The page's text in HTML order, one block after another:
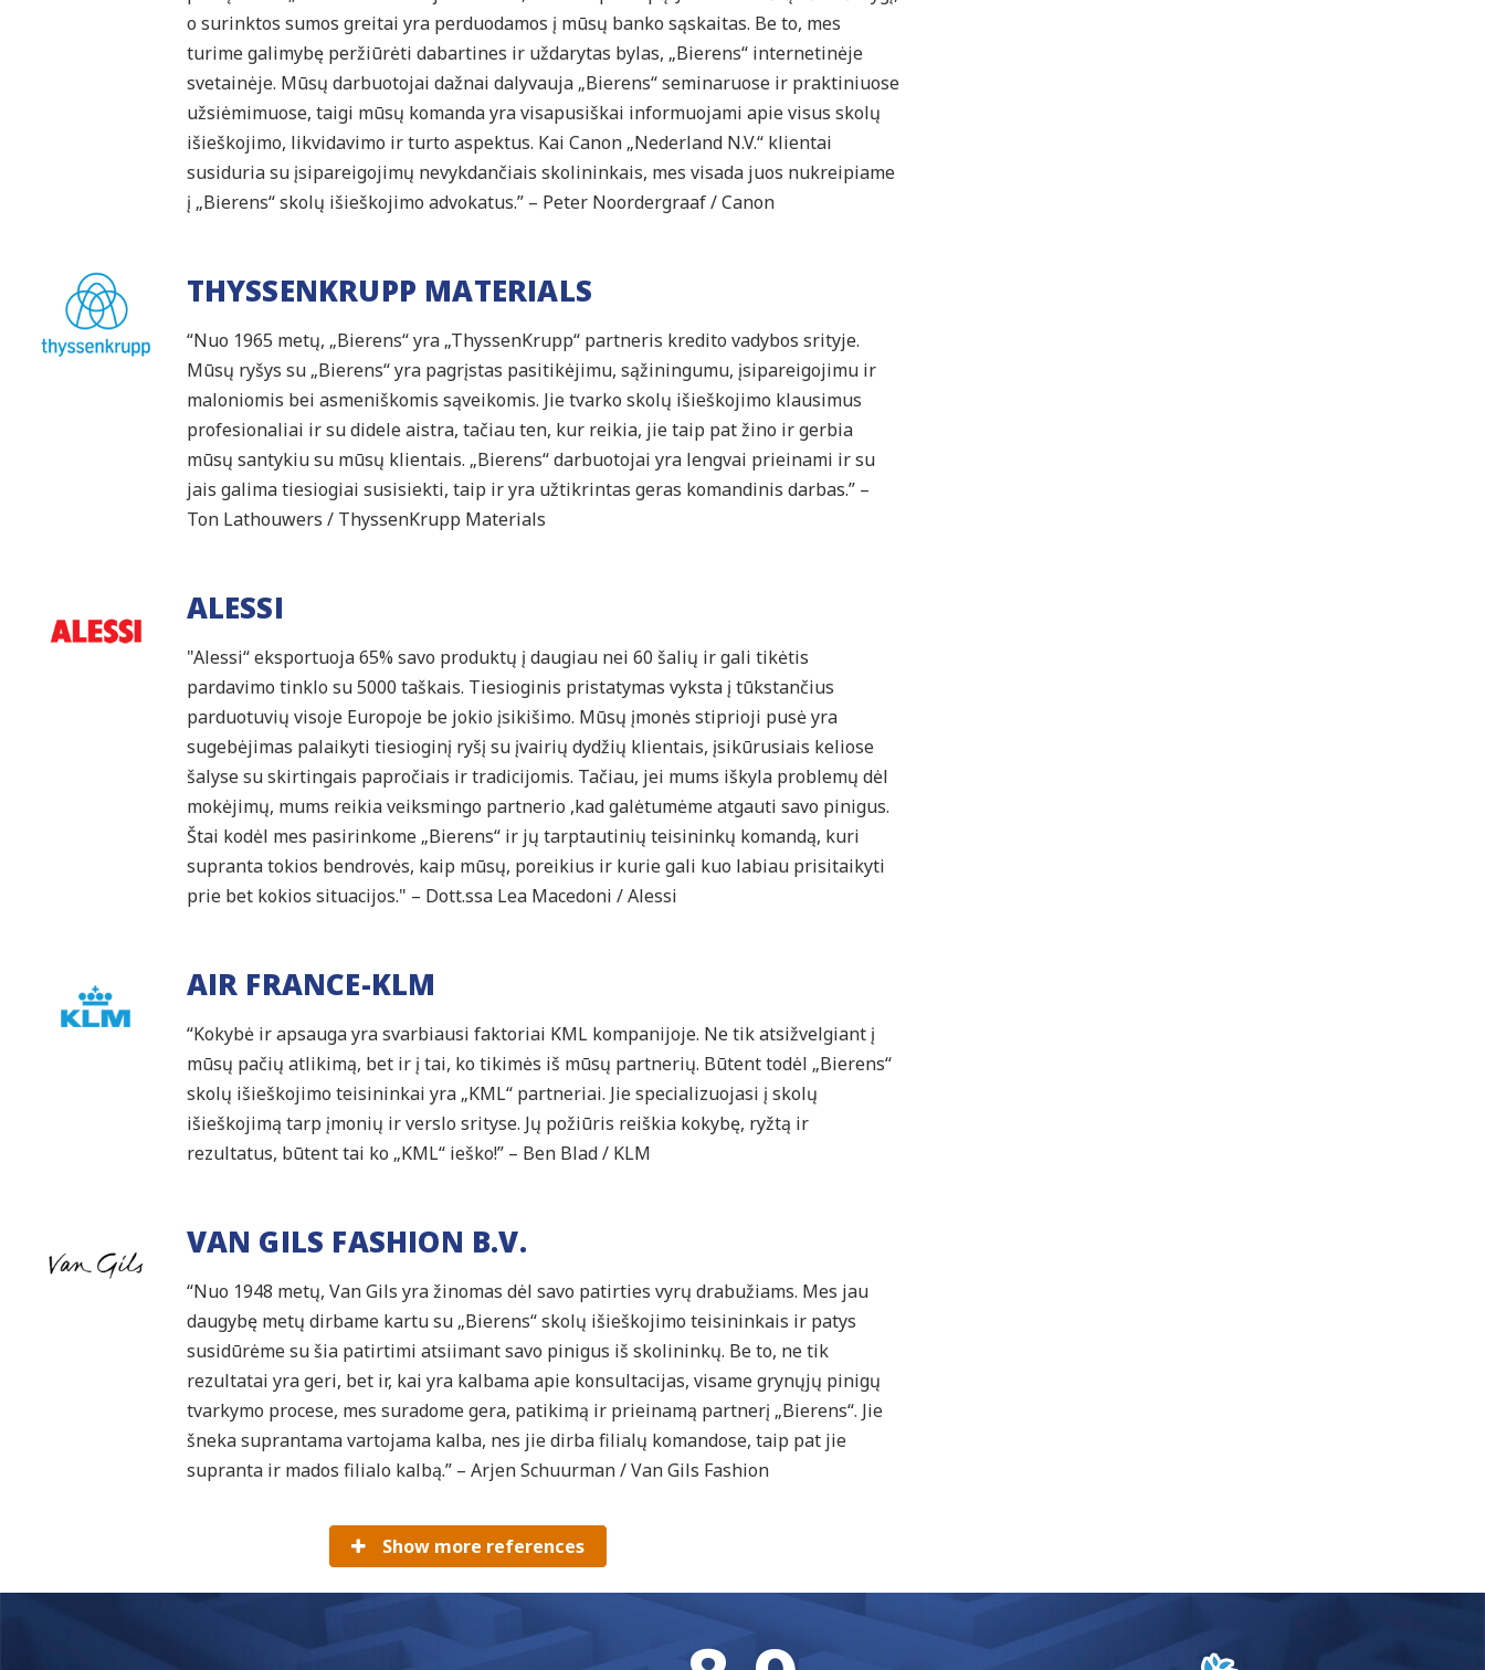
o surinktos sumos greitai yra perduodamos į mūsų banko sąskaitas. Be to, mes
turime galimybę peržiūrėti dabartines ir uždarytas bylas, „Bierens“ internetinėje
svetainėje. Mūsų darbuotojai dažnai dalyvauja „Bierens“ seminaruose ir praktiniuose
užsiėmimuose, taigi mūsų komanda yra visapusiškai informuojami apie visus skolų
išieškojimo, likvidavimo ir turto aspektus. Kai Canon „Nederland N.V.“ klientai
susiduria su įsipareigojimų nevykdančiais skolininkais, mes visada juos nukreipiame
į „Bierens“ skolų išieškojimo advokatus.” – Peter Noordergraaf / Canon
THYSSENKRUPP MATERIALS
“Nuo 1965 metų, „Bierens“ yra „ThyssenKrupp“ partneris kredito vadybos srityje.
Mūsų ryšys su „Bierens“ yra pagrįstas pasitikėjimu, sąžiningumu, įsipareigojimu ir
maloniomis bei asmeniškomis sąveikomis. Jie tvarko skolų išieškojimo klausimus
profesionaliai ir su didele aistra, tačiau ten, kur reikia, jie taip pat žino ir gerbia
mūsų santykiu su mūsų klientais. „Bierens“ darbuotojai yra lengvai prieinami ir su
jais galima tiesiogiai susisiekti, taip ir yra užtikrintas geras komandinis darbas.” –
Ton Lathouwers / ThyssenKrupp Materials
ALESSI
"Alessi“ eksportuoja 65% savo produktų į daugiau nei 60 šalių ir gali tikėtis
pardavimo tinklo su 5000 taškais. Tiesioginis pristatymas vyksta į tūkstančius
parduotuvių visoje Europoje be jokio įsikišimo. Mūsų įmonės stiprioji pusė yra
sugebėjimas palaikyti tiesioginį ryšį su įvairių dydžių klientais, įsikūrusiais keliose
šalyse su skirtingais papročiais ir tradicijomis. Tačiau, jei mums iškyla problemų dėl
mokėjimų, mums reikia veiksmingo partnerio ,kad galėtumėme atgauti savo pinigus.
Štai kodėl mes pasirinkome „Bierens“ ir jų tarptautinių teisininkų komandą, kuri
supranta tokios bendrovės, kaip mūsų, poreikius ir kurie gali kuo labiau prisitaikyti
prie bet kokios situacijos." – Dott.ssa Lea Macedoni / Alessi
AIR FRANCE-KLM
“Kokybė ir apsauga yra svarbiausi faktoriai KML kompanijoje. Ne tik atsižvelgiant į
mūsų pačių atlikimą, bet ir į tai, ko tikimės iš mūsų partnerių. Būtent todėl „Bierens“
skolų išieškojimo teisininkai yra „KML“ partneriai. Jie specializuojasi į skolų
išieškojimą tarp įmonių ir verslo srityse. Jų požiūris reiškia kokybę, ryžtą ir
rezultatus, būtent tai ko „KML“ ieško!” – Ben Blad / KLM
VAN GILS FASHION B.V.
“Nuo 1948 metų, Van Gils yra žinomas dėl savo patirties vyrų drabužiams. Mes jau
daugybę metų dirbame kartu su „Bierens“ skolų išieškojimo teisininkais ir patys
susidūrėme su šia patirtimi atsiimant savo pinigus iš skolininkų. Be to, ne tik
rezultatai yra geri, bet ir, kai yra kalbama apie konsultacijas, visame grynųjų pinigų
tvarkymo procese, mes suradome gera, patikimą ir prieinamą partnerį „Bierens“. Jie
šneka suprantama vartojama kalba, nes jie dirba filialų komandose, taip pat jie
supranta ir mados filialo kalbą.” – Arjen Schuurman / Van Gils Fashion
Show more references